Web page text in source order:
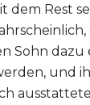
dem Rest
Sohn
und
ausstattete.